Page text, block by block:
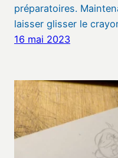
préparatoires.
laisser glisser le
16 mai 2023